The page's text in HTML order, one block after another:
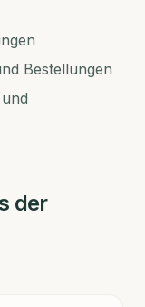
Bestellungen
der